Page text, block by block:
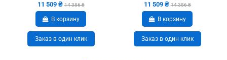
11 509 ₴14 386 ₴
В корзину
Заказ в один клик
11 509 ₴14 386 ₴
В корзину
Заказ в один клик